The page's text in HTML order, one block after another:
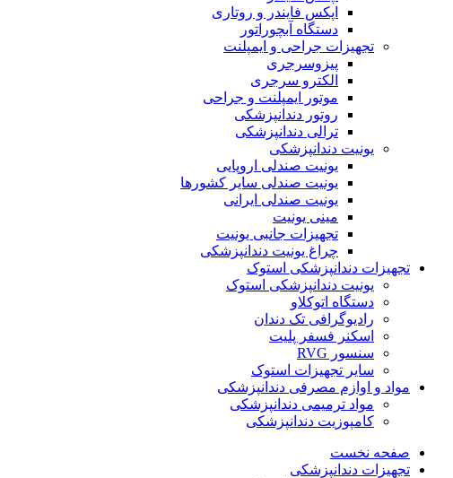
اپکس فایندر و روتاری
دستگاه آبچوراتور
تجهیزات جراحی و ایمپلنت
پیزوسرجری
الکترو سرجری
موتور ایمپلنت و جراحی
روتور دندانپزشکی
ترالی دندانپزشکی
یونیت دندانپزشکی
یونیت صندلی اروپایی
یونیت صندلی سایر کشورها
یونیت صندلی ایرانی
مینی یونیت
تجهیزات جانبی یونیت
چراغ یونیت دندانپزشکی
تجهیزات دندانپزشکی استوک
یونیت دندانپزشکی استوک
دستگاه اتوکلاو
رادیوگرافی تک دندان
اسکنر فسفر پلیت
سنسور RVG
سایر تجهیزات استوک
مواد و اوازم مصرفی دندانپزشکی
مواد ترمیمی دندانپزشکی
کامپوزیت دندانپزشکی
صفحه نخست
تجهیزات دندانپزشکی